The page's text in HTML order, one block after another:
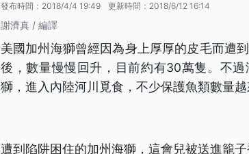
發布時間： 2018/4/4 19:49 更新時間： 2018/6/12 16:14
謝濟真 / 編譯
美國加州海獅曾經因為身上厚厚的皮毛而遭
後，數量慢慢回升，目前約有30萬隻。不
獅，進入內陸河川覓食，不少保護魚類數量越
遭到陷阱困住的加州海獅，這會兒被送進籠